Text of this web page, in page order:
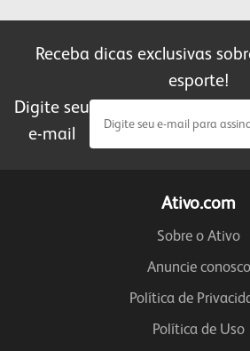
Receba dicas exclusivas
esporte!
Digite seu
e-mail
Ativo.com
Sobre o Ativo
Anuncie conosco
Política de
Política de Uso